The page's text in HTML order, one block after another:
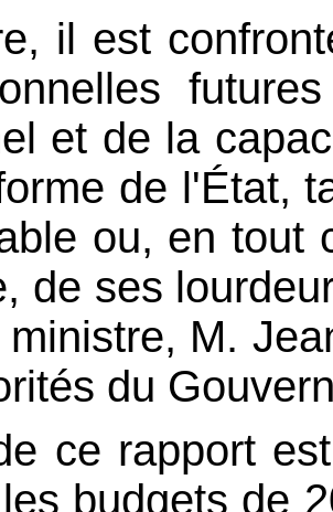
il est
et de la
de l'État,
ou, en tout
de ses
ministre, M.
du
ce rapport
budgets de